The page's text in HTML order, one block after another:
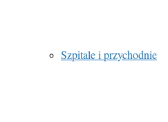
Szpitale i przychodnie